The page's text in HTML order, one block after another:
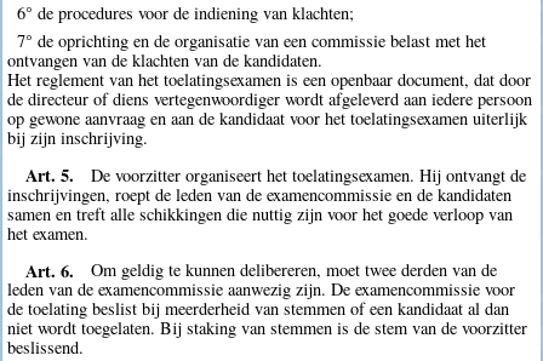
6° de procedures voor de indiening van klachten;
7° de oprichting en de organisatie van een commissie belast met het
ontvangen van de klachten van de kandidaten.
Het reglement van het toelatingsexamen is een openbaar document, dat door
de directeur of diens vertegenwoordiger wordt afgeleverd aan iedere persoon
op gewone aanvraag en aan de kandidaat voor het toelatingsexamen uiterlijk
bij zijn inschrijving.
Art. 5.
De voorzitter organiseert het toelatingsexamen. Hij ontvangt de
inschrijvingen, roept de leden van de examencommissie en de kandidaten
samen en treft alle schikkingen die nuttig zijn voor het goede verloop van
het examen.
Art. 6.
Om geldig te kunnen delibereren, moet twee derden van de
leden van de examencommissie aanwezig zijn. De examencommissie voor
de toelating beslist bij meerderheid van stemmen of een kandidaat al dan
niet wordt toegelaten. Bij staking van stemmen is de stem van de voorzitter
beslissend.